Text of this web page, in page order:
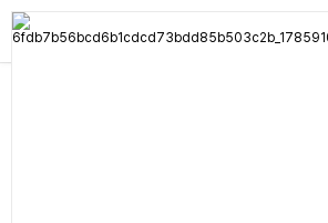
손잡이뚜껑-모기향케이